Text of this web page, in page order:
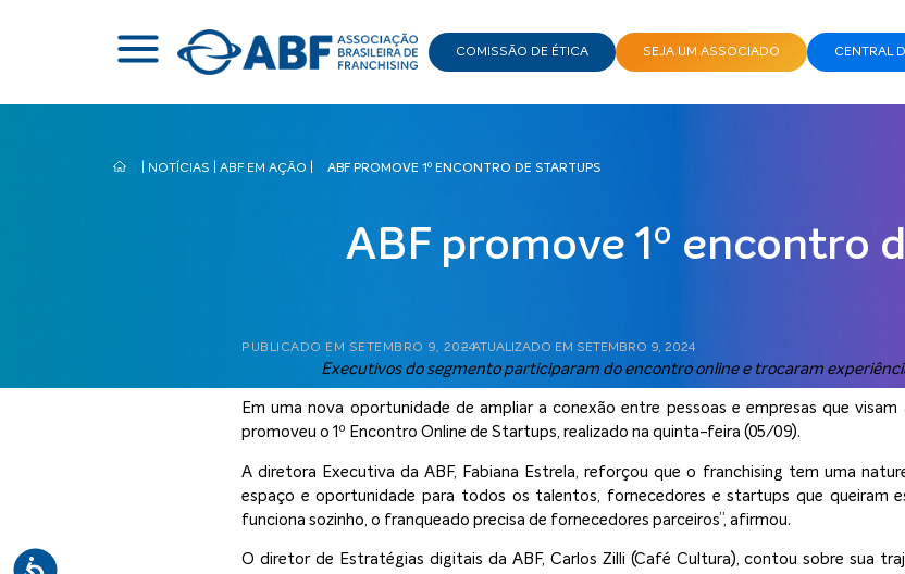
COMISSÃO DE ÉTICA SEJA UM ASSOCIADO CENTRAL
NOTÍCIAS ABF EM AÇÃO ABF PROMOVE 1º ENCONTRO DE STARTUPS
ABF promove 1º encontro
PUBLICADO EM SETEMBRO 9, 2024– ATUALIZADO EM SETEMBRO 9, 2024
Executivos do segmento participaram do encontro online e trocaram
Em uma nova oportunidade de ampliar a conexão entre pessoas e empresas que
promoveu o 1º Encontro Online de Startups, realizado na quinta-feira (05/09).
A diretora Executiva da ABF, Fabiana Estrela, reforçou que o franchising tem uma
espaço e oportunidade para todos os talentos, fornecedores e startups que queiram
funciona sozinho, o franqueado precisa de fornecedores parceiros”, afirmou.
O diretor de Estratégias digitais da ABF, Carlos Zilli (Café Cultura), contou sobre sua